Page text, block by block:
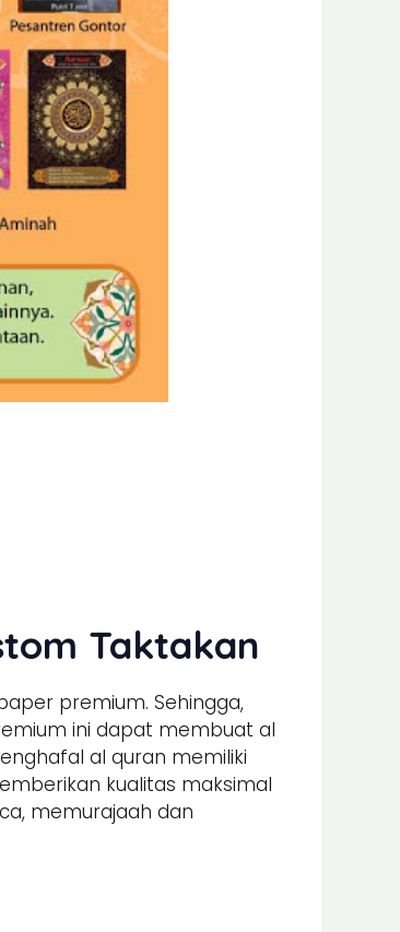
Taktakan
premium. Sehingga,
ini dapat membuat al
al quran memiliki
kualitas maksimal
memurajaah dan